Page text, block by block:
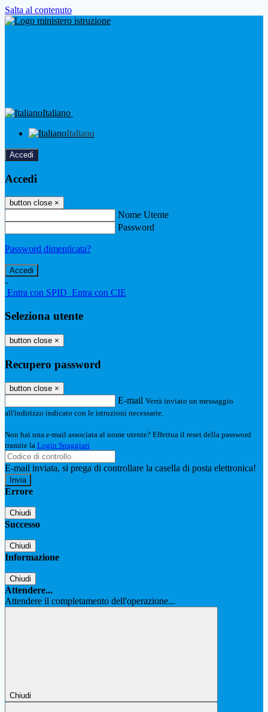
Salta al contenuto
Italiano
Italiano
Accedi
Accedi
button close ×
Nome Utente
Password
Password dimenticata?
-
Entra con SPID Entra con CIE
Seleziona utente
button close ×
Recupero password
button close ×
E-mail Verrà inviato un messaggio
all'indirizzo indicato con le istruzioni necessarie.
Non hai una e-mail associata al nome utente? Effettua il reset della password
tramite la Login Spaggiari
E-mail inviata, si prega di controllare la casella di posta elettronica!
Errore
Chiudi
Successo
Chiudi
Informazione
Chiudi
Attendere...
Attendere il completamento dell'operazione...
Chiudi